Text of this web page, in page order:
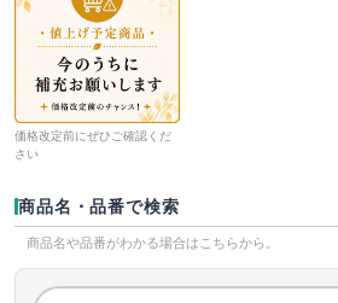
価格改定前にぜひご確認くだ
さい
商品名・品番で検索
商品名や品番がわかる場合はこちらから。